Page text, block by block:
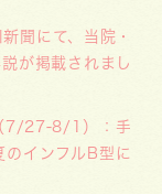
聞にて、当院・
が掲載されまし
7/27-8/1）：手
インフルB型に